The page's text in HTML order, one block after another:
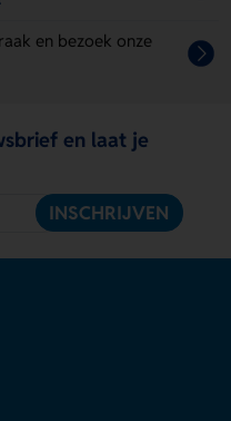
en bezoek onze
en laat je
INSCHRIJVEN